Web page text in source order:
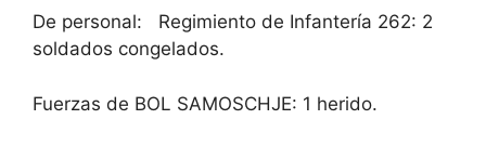
De personal: Regimiento de Infantería 262: 2
soldados congelados.
Fuerzas de BOL SAMOSCHJE: 1 herido.